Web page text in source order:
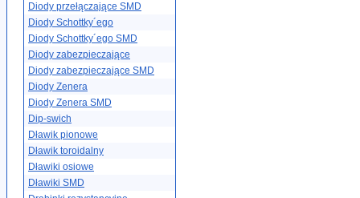
Diody przełączające SMD
Diody Schottky´ego
Diody Schottky´ego SMD
Diody zabezpieczające
Diody zabezpieczające SMD
Diody Zenera
Diody Zenera SMD
Dip-swich
Dławik pionowe
Dławik toroidalny
Dławiki osiowe
Dławiki SMD